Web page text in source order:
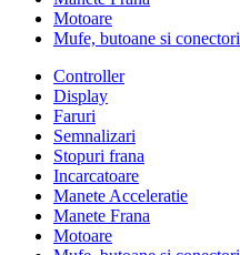
Motoare
Mufe, butoane si conectori
Controller
Display
Faruri
Semnalizari
Stopuri frana
Incarcatoare
Manete Acceleratie
Manete Frana
Motoare